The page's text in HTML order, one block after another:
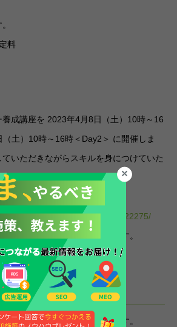
料
成講座を 2023年4月8日（土）10時～16
土）10時～16時＜Day2＞ に開催しま
いただきながらスキルを身につけていた
ます。
お願いいたします。
course/sns-advanced/22275/
ージャー資格の保有が必須です。
日）
トについて
クエストを受け付けております。